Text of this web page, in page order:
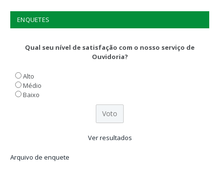
ENQUETES
Qual seu nível de satisfação com o nosso serviço de
Ouvidoria?
Alto
Médio
Baixo
Ver resultados
Arquivo de enquete